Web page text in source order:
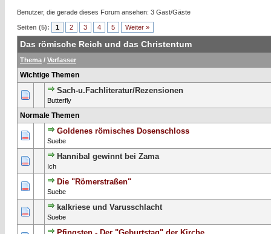
Benutzer, die gerade dieses Forum ansehen: 3 Gast/Gäste
Seiten (5): 1 2 3 4 5 Weiter »
Das römische Reich und das Christentum
Thema / Verfasser
Wichtige Themen
Sach-u.Fachliteratur/Rezensionen
Butterfly
1 Bewertung(en) - 5 von 5 durchschnittlich
12345
Normale Themen
Goldenes römisches Dosenschloss
Suebe
0 Bewertung(en) - 0 von 5 durchschnittlich
12345
Hannibal gewinnt bei Zama
Ich
0 Bewertung(en) - 0 von 5 durchschnittlich
123
Die "Römerstraßen"
Suebe
0 Bewertung(en) - 0 von 5 durchschnittlich
kalkriese und Varusschlacht
Suebe
0 Bewertung(en) - 0 von 5 durchschnittlich
1234